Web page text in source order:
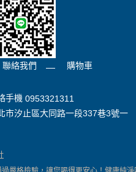
聯絡我們 購物車
手機 0953321311
市汐止區大同路一段337巷3號一